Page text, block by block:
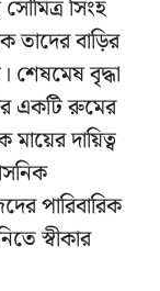
সিংহ
তাদের বাড়ির
বৃদ্ধা
একটি রুমের
দায়িত্ব
পারিবারিক
স্বীকার